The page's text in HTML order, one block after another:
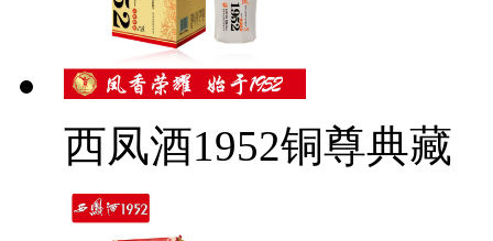
西凤酒1952铜尊典藏